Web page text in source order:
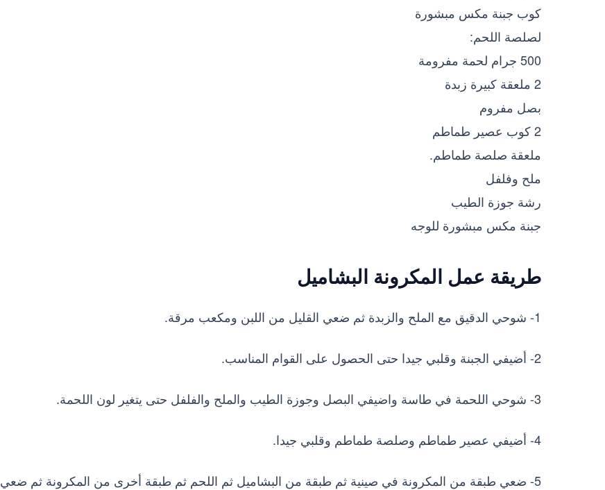
كوب جبنة مكس مبشورة
لصلصة اللحم:
500 جرام لحمة مفرومة
2 ملعقة كبيرة زبدة
بصل مفروم
2 كوب عصير طماطم
ملعقة صلصة طماطم.
ملح وفلفل
رشة جوزة الطيب
جبنة مكس مبشورة للوجه
طريقة عمل المكرونة البشاميل
1- شوحي الدقيق مع الملح والزبدة ثم ضعي القليل من اللبن ومكعب مرقة.
2- أضيفي الجبنة وقلبي جيدا حتى الحصول على القوام المناسب.
3- شوحي اللحمة في طاسة واضيفي البصل وجوزة الطيب والملح والفلفل حتى يتغير لون اللحمة.
4- أضيفي عصير طماطم وصلصة طماطم وقلبي جيدا.
5- ضعي طبقة من المكرونة في صينية ثم طبقة من البشاميل ثم اللحم ثم طبقة أخرى من المكرونة ثم ضعي